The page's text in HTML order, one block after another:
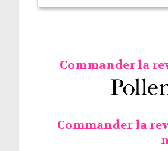
Commander la
Commander la